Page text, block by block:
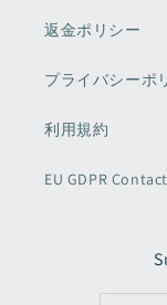
返金ポリシー
プライバシーポ
利用規約
EU GDPR Contact